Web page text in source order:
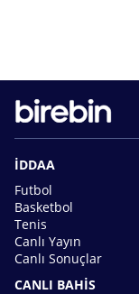
İDDAA
Futbol
Basketbol
Tenis
Canlı Yayın
Canlı Sonuçlar
CANLI BAHİS